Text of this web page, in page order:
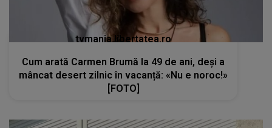
tvmania.libertatea.ro
Cum arată Carmen Brumă la 49 de ani, deși a
mâncat desert zilnic în vacanță: «Nu e noroc!»
[FOTO]